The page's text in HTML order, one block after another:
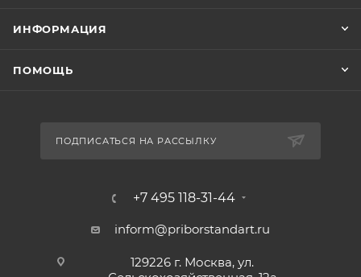
ИНФОРМАЦИЯ
ПОМОЩЬ
ПОДПИСАТЬСЯ НА РАССЫЛКУ
+7 495 118-31-44
inform@priborstandart.ru
129226 г. Москва, ул.